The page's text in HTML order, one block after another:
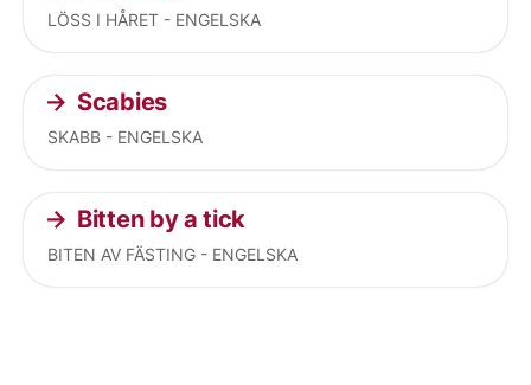
LÖSS I HÅRET - ENGELSKA
Scabies
SKABB - ENGELSKA
Bitten by a tick
BITEN AV FÄSTING - ENGELSKA